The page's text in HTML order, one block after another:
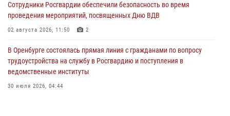
Сотрудники Росгвардии обеспечили безопасность во время
проведения мероприятий, посвященных Дню ВДВ
02 августа 2026, 11:50 2
В Оренбурге состоялась прямая линия с гражданами по вопросу
трудоустройства на службу в Росгвардию и поступления в
ведомственные институты
30 июля 2026, 04:44